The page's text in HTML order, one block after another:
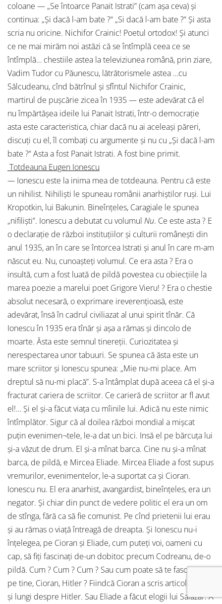
coloane — „Se întoarce Panait Istrati” (cam aşa ceva) şi
continua: „Şi dacă l-am bate ?“ „Si dacă l-am bate ?“ Şi asta
scria nu oricine. Nichifor Crainic! Poetul ortodox! Şi atunci
ce ne mai mirăm noi astăzi că se întîmplă ceea ce se
întîmplă… chestiile astea la televiziunea română, prin ziare,
Vadim Tudor cu Păunescu, lătrătorismele astea …cu
Sălcudeanu, cînd bătrînul şi sfîntul Nichifor Crainic,
martirul de puşcărie zicea în 1935 — este adevărat că el
nu împărtăşea ideile lui Panait Istrati, într-o democraţie
asta este caracteristica, chiar dacă nu ai aceleaşi păreri,
discuţi cu el, îl combaţi cu argumente şi nu cu „Şi dacă l-am
bate ?“ Asta a fost Panait Istrati. A fost bine primit.
Totdeauna Eugen Ionescu
— Ionescu este la inima mea de totdeauna. Pentru că este
un nihilist. Nihilişti le spuneau românii anarhiştilor ruşi. Lui
Kropotkin, lui Bakunin. Bineînţeles, Caragiale le spunea
„nifilişti”. Ionescu a debutat cu volumul Nu. Ce este asta ? E
o declaraţie de război instituţiilor şi culturii româneşti din
anul 1935, an în care se întorcea Istrati şi anul în care m-am
născut eu. Nu, cunoaşteţi volumul. Ce era asta ? Era o
insultă, cum a fost luată de pildă povestea cu obiecţiile la
marea poezie a marelui poet Grigore Vieru! ? Era o chestie
absolut necesară, o exprimare ireverenţioasă, este
adevărat, însă în cadrul civiliazat al unui spirit tînăr. Că
Ionescu în 1935 era tînăr şi aşa a rămas şi dincolo de
moarte. Ăsta este semnul tinereţii. Curiozitatea şi
nerespectarea unor tabuuri. Se spunea că ăsta este un
mare scriitor şi Ionescu spunea: „Mie nu-mi place. Am
dreptul să nu-mi placă”. S-a întâmplat după aceea că el şi-a
fracturat cariera de scriitor. Ce carieră de scriitor ar fl avut
el!… Şi el şi-a făcut viaţa cu mîinile lui. Adică nu este nimic
întîmplător. Sigur că al doilea război mondial a mişcat
puţin evenimen¬tele, le-a dat un bici. Insă el pe bărcuţa lui
şi-a văzut de drum. El şi-a mînat barca. Cine nu şi-a mînat
barca, de pildă, e Mircea Eliade. Mircea Eliade a fost supus
vremurilor, evenimentelor, le-a suportat ca şi Cioran.
Ionescu nu. El era anarhist, avangardist, bineînţeles, era un
negator. Şi chiar din punct de vedere politic el era un om
de stînga, fără ca să fie comunist. Pe cînd prietenii lui erau
şi au rămas o viaţă întreagă de dreapta. Şi Ionescu nu-i
înţelegea, pe Cioran şi Eliade, cum puteţi voi, oameni cu
cap, să fiţi fascinaţi de-un dobitoc precum Codreanu, de-o
pildă. Cum ? Cum ? Cum ? Sau cum poate să te fascineze
pe tine, Cioran, Hitler ? Fiindcă Cioran a scris articole multe
şi lungi despre Hitler. Sau Eliade a făcut elogii lui Salazar. A